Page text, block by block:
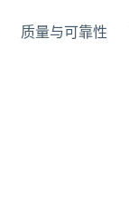
质量与可靠性